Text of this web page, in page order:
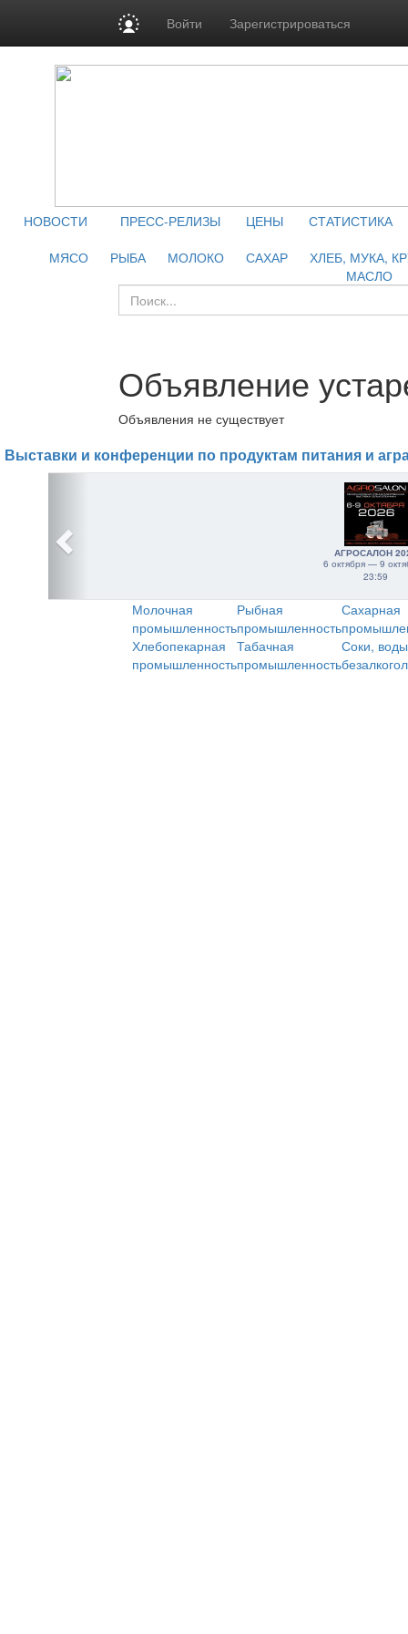
Войти Зарегистрироваться
НОВОСТИ ПРЕСС-РЕЛИЗЫ ЦЕНЫ
СТАТИСТИКА
МЯСО
РЫБА МОЛОКО САХАР
ХЛЕБ, МУКА,
МАСЛО
Объявление
Объявления не существует
Выставки и конференции по продуктам питания и
АГРОСАЛОН
6 октября — 9
23:59
Молочная
промышленность
Рыбная
промышленность
Сахарная
Хлебопекарная
промышленность
Табачная
промышленность
Соки,